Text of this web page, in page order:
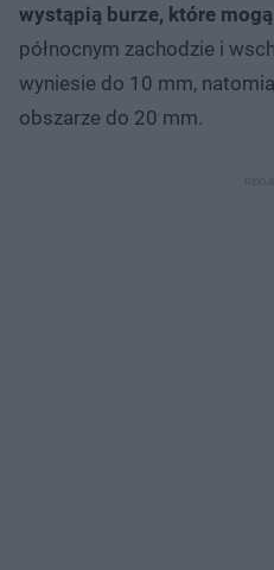
wystąpią burze, które
północnym zachodzie i
wyniesie do 10 mm,
obszarze do 20 mm.